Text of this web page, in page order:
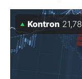
Experten
Mein B:O
Mein Konto
Kontron 21,78